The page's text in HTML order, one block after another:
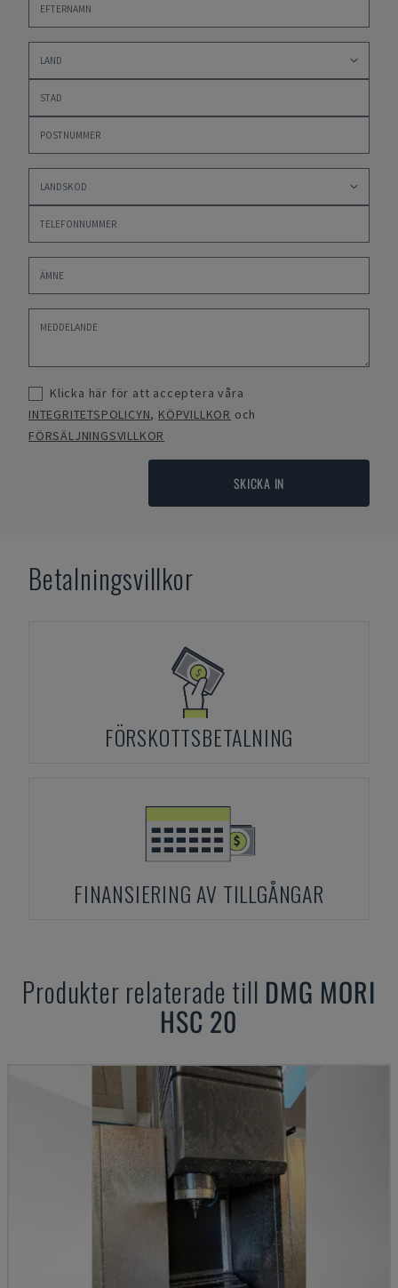
Klicka här för att acceptera våra
INTEGRITETSPOLICYN, KÖPVILLKOR och
FÖRSÄLJNINGSVILLKOR
SKICKA IN
Betalningsvillkor
FÖRSKOTTSBETALNING
FINANSIERING AV TILLGÅNGAR
Produkter relaterade till DMG MORI
HSC 20